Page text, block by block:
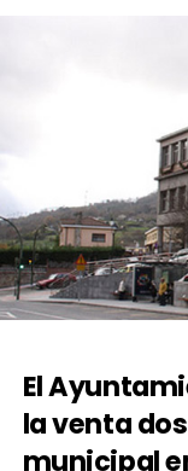
El
la venta
municipal